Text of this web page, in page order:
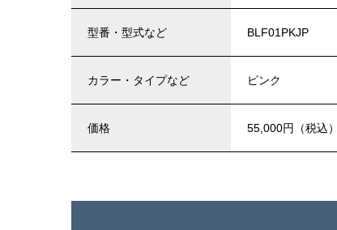
型番・型式など BLF01PKJP
カラー・タイプなど ピンク
価格 55,000円（税込）